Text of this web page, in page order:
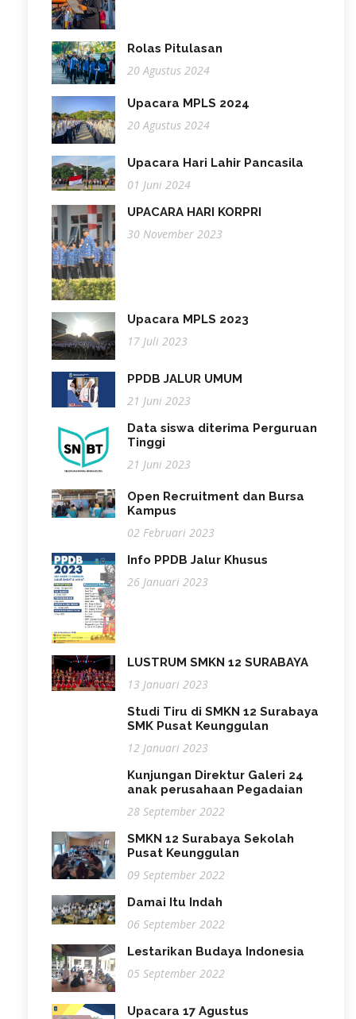
Rolas Pitulasan
20 Agustus 2024
Upacara MPLS 2024
20 Agustus 2024
Upacara Hari Lahir Pancasila
01 Juni 2024
UPACARA HARI KORPRI
30 November 2023
Upacara MPLS 2023
17 Juli 2023
PPDB JALUR UMUM
21 Juni 2023
Data siswa diterima Perguruan
Tinggi
21 Juni 2023
Open Recruitment dan Bursa
Kampus
02 Februari 2023
Info PPDB Jalur Khusus
26 Januari 2023
LUSTRUM SMKN 12 SURABAYA
13 Januari 2023
Studi Tiru di SMKN 12 Surabaya
SMK Pusat Keunggulan
12 Januari 2023
Kunjungan Direktur Galeri 24
anak perusahaan Pegadaian
28 September 2022
SMKN 12 Surabaya Sekolah
Pusat Keunggulan
09 September 2022
Damai Itu Indah
06 September 2022
Lestarikan Budaya Indonesia
05 September 2022
Upacara 17 Agustus